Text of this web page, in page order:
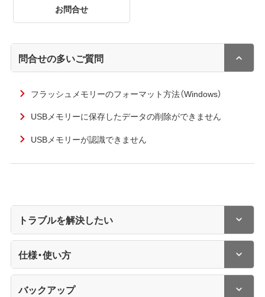
お問合せ
問合せの多いご質問
フラッシュメモリーのフォーマット方法（Windows）
USBメモリーに保存したデータの削除ができません
USBメモリーが認識できません
トラブルを解決したい
仕様・使い方
バックアップ